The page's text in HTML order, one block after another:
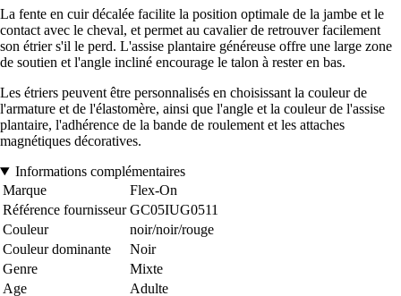
La fente en cuir décalée facilite la position optimale de la jambe et le
contact avec le cheval, et permet au cavalier de retrouver facilement
son étrier s'il le perd. L'assise plantaire généreuse offre une large zone
de soutien et l'angle incliné encourage le talon à rester en bas.
Les étriers peuvent être personnalisés en choisissant la couleur de
l'armature et de l'élastomère, ainsi que l'angle et la couleur de l'assise
plantaire, l'adhérence de la bande de roulement et les attaches
magnétiques décoratives.
Informations complémentaires
Marque
Flex-On
Référence fournisseur GC05IUG0511
Couleur
noir/noir/rouge
Couleur dominante
Noir
Genre
Mixte
Age
Adulte